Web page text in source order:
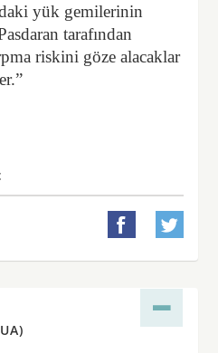
yük gemilerinin
tarafından
riskini göze alacaklar
 